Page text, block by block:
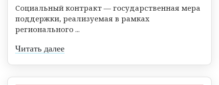
Социальный контракт — государственная мера
поддержки, реализуемая в рамках
регионального ...
Читать далее